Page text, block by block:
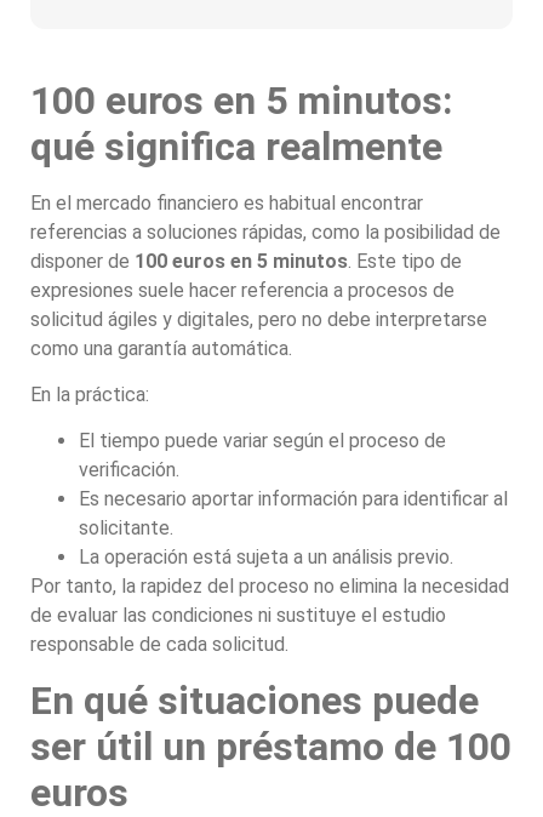
100 euros en 5 minutos:
qué significa realmente
En el mercado financiero es habitual encontrar
referencias a soluciones rápidas, como la posibilidad de
disponer de 100 euros en 5 minutos . Este tipo de
expresiones suele hacer referencia a procesos de
solicitud ágiles y digitales, pero no debe interpretarse
como una garantía automática.
En la práctica:
El tiempo puede variar según el proceso de
verificación.
Es necesario aportar información para identificar al
solicitante.
La operación está sujeta a un análisis previo.
Por tanto, la rapidez del proceso no elimina la necesidad
de evaluar las condiciones ni sustituye el estudio
responsable de cada solicitud.
En qué situaciones puede
ser útil un préstamo de 100
euros